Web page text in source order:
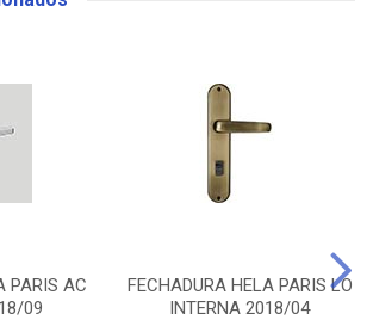
PARIS AC
09
FECHADURA HELA PARIS LO
INTERNA 2018/04